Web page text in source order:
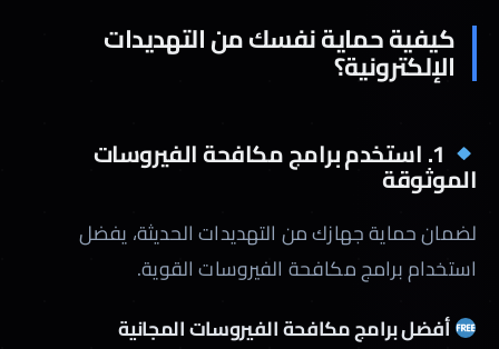
كيفية حماية نفسك من التهديدات
الإلكترونية؟
1. استخدم برامج مكافحة الفيروسات
الموثوقة
لضمان حماية جهازك من التهديدات الحديثة، يفضل
استخدام برامج مكافحة الفيروسات القوية.
أفضل برامج مكافحة الفيروسات المجانية